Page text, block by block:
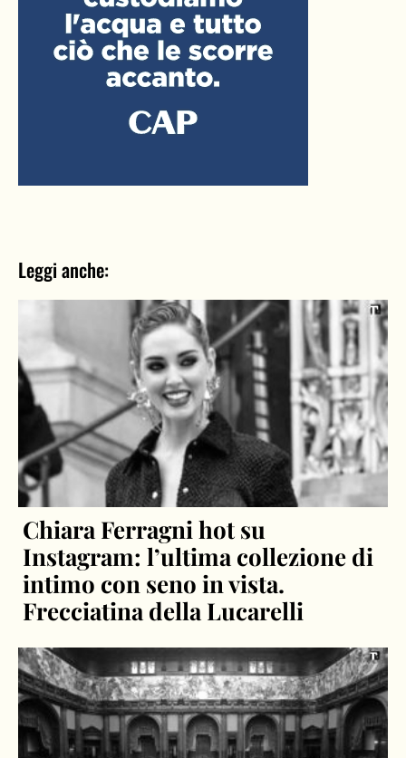
Leggi anche:
Chiara Ferragni hot su
Instagram: l’ultima collezione di
intimo con seno in vista.
Frecciatina della Lucarelli